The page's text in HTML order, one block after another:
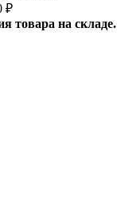
₽
товара на складе.